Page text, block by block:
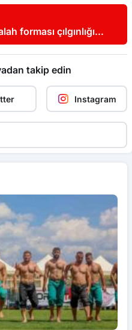
forması çılgınlığı
takip edin
Instagram